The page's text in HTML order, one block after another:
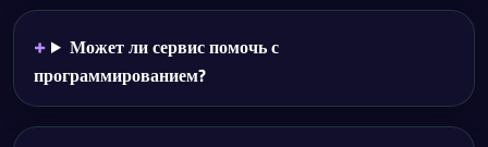
Может ли сервис помочь с
программированием?